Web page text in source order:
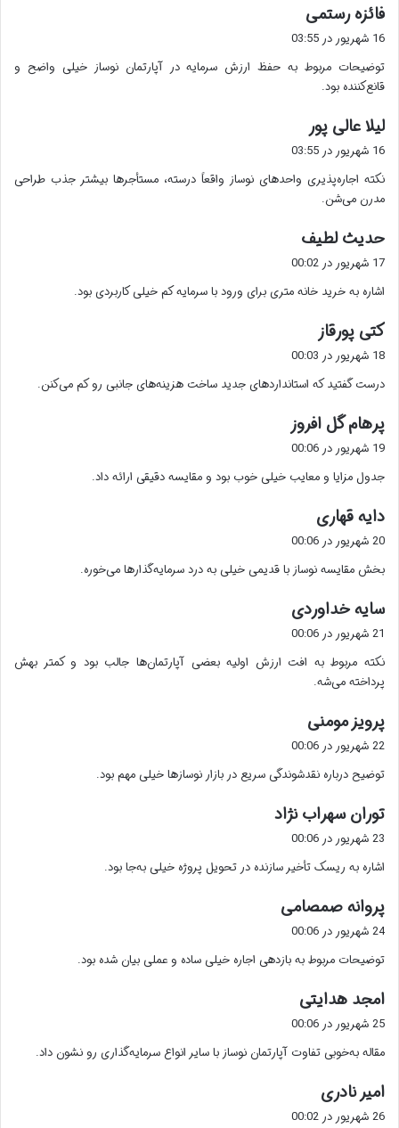
فائزه رستمی
ف
:
16 شهریور در 03:55
توضیحات مربوط به حفظ ارزش سرمایه در آپارتمان نوساز خیلی واضح و
قانع‌کننده بود.
لیلا عالی پور
ف
:
16 شهریور در 03:55
نکته اجاره‌پذیری واحدهای نوساز واقعاً درسته، مستأجرها بیشتر جذب طراحی
مدرن می‌شن.
حدیث لطیف
ف
:
17 شهریور در 00:02
اشاره به خرید خانه متری برای ورود با سرمایه کم خیلی کاربردی بود.
کتی پورقاز
ف
:
18 شهریور در 00:03
درست گفتید که استانداردهای جدید ساخت هزینه‌های جانبی رو کم می‌کنن.
پرهام گل افروز
19 شهریور در 00:06
جدول مزایا و معایب خیلی خوب بود و مقایسه دقیقی ارائه داد.
دایه قهاری
ف
:
20 شهریور در 00:06
بخش مقایسه نوساز با قدیمی خیلی به درد سرمایه‌گذارها می‌خوره.
سایه خداوردی
:
21 شهریور در 00:06
نکته مربوط به افت ارزش اولیه بعضی آپارتمان‌ها جالب بود و کمتر بهش
پرداخته می‌شه.
پرویز مومنی
ف
:
22 شهریور در 00:06
توضیح درباره نقدشوندگی سریع در بازار نوسازها خیلی مهم بود.
توران سهراب نژاد
:
23 شهریور در 00:06
اشاره به ریسک تأخیر سازنده در تحویل پروژه خیلی به‌جا بود.
پروانه صمصامی
:
24 شهریور در 00:06
توضیحات مربوط به بازدهی اجاره خیلی ساده و عملی بیان شده بود.
امجد هدایتی
ف
:
25 شهریور در 00:06
مقاله به‌خوبی تفاوت آپارتمان نوساز با سایر انواع سرمایه‌گذاری رو نشون داد.
امیر نادری
ف
26 شهریور در 00:02